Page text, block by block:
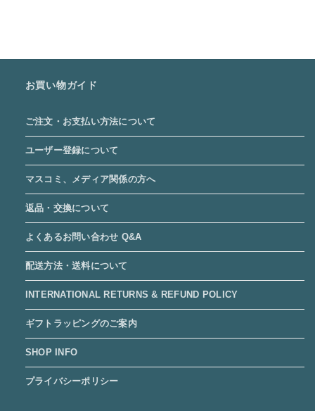
お買い物ガイド
ご注文・お支払い方法について
ユーザー登録について
マスコミ、メディア関係の方へ
返品・交換について
よくあるお問い合わせ Q&A
配送方法・送料について
INTERNATIONAL RETURNS & REFUND POLICY
ギフトラッピングのご案内
SHOP INFO
プライバシーポリシー